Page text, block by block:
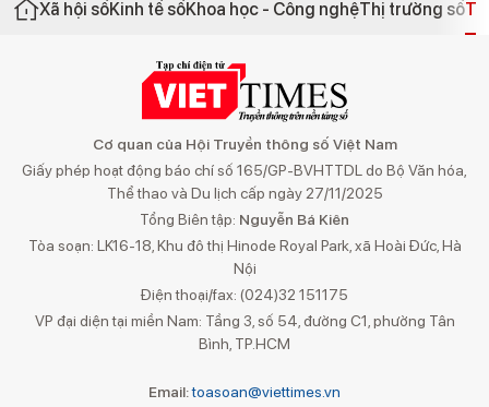
Xã hội sốKinh tế sốKhoa học - Công nghệThị trường số
Cơ quan của Hội Truyền thông số Việt Nam
Giấy phép hoạt động báo chí số 165/GP-BVHTTDL do Bộ Văn hóa,
Thể thao và Du lịch cấp ngày 27/11/2025
Tổng Biên tập: Nguyễn Bá Kiên
Tòa soạn: LK16-18, Khu đô thị Hinode Royal Park, xã Hoài Đức, Hà
Nội
Điện thoại/fax: (024)32 151175
VP đại diện tại miền Nam: Tầng 3, số 54, đường C1, phường Tân
Bình, TP.HCM
Email:toasoan@viettimes.vn